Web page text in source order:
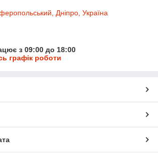
Дніпро, Україна
з 09:00 до 18:00
графік роботи